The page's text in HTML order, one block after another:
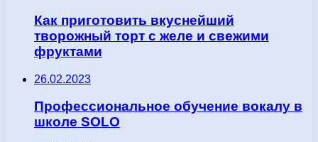
Как приготовить вкуснейший
творожный торт с желе и свежими
фруктами
26.02.2023
Профессиональное обучение вокалу в
школе SOLO